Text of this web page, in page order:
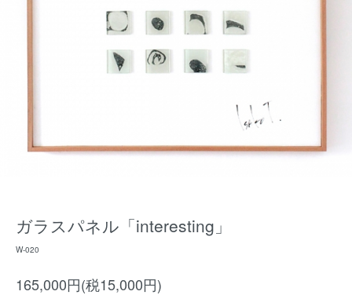
ガラスパネル「interesting」
W-020
165,000円(税15,000円)